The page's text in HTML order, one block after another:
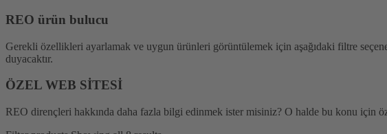
REO ürün bulucu
Gerekli özellikleri ayarlamak ve uygun ürünleri görüntülemek için aşağıdaki filtre
duyacaktır.
ÖZEL WEB SİTESİ
REO dirençleri hakkında daha fazla bilgi edinmek ister misiniz? O halde bu konu için